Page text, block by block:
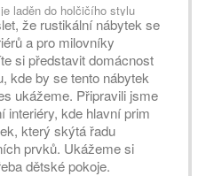
laděn do holčičího stylu
že rustikální nábytek se
a pro milovníky
si představit domácnost
kde by se tento nábytek
ukážeme. Připravili jsme
interiéry, kde hlavní prim
který skýtá řadu
prvků. Ukážeme si
dětské pokoje.